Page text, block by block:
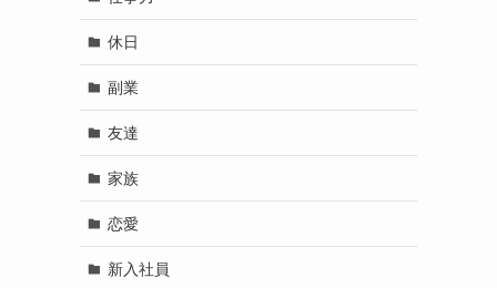
休日
副業
友達
家族
恋愛
新入社員